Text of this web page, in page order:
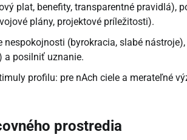
plat, benefity, transparentné pravidlá),
plány, projektové príležitosti).
nespokojnosti (byrokracia, slabé
a posilniť uznanie.
profilu: pre nAch ciele a merateľné
prostredia